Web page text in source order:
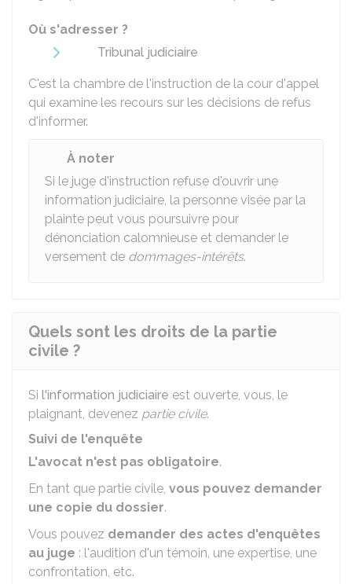
Où s'adresser ?
Tribunal judiciaire
C'est la chambre de l'instruction de la cour d'appel
qui examine les recours sur les décisions de refus
d'informer.
À noter
Si le juge d'instruction refuse d'ouvrir une
information judiciaire, la personne visée par la
plainte peut vous poursuivre pour
dénonciation calomnieuse et demander le
versement de dommages-intérêts.
Quels sont les droits de la partie
civile ?
Si l'information judiciaire est ouverte, vous, le
plaignant, devenez partie civile.
Suivi de l'enquête
L'avocat n'est pas obligatoire.
En tant que partie civile, vous pouvez demander
une copie du dossier.
Vous pouvez demander des actes d'enquêtes
au juge : l'audition d'un témoin, une expertise, une
confrontation, etc.